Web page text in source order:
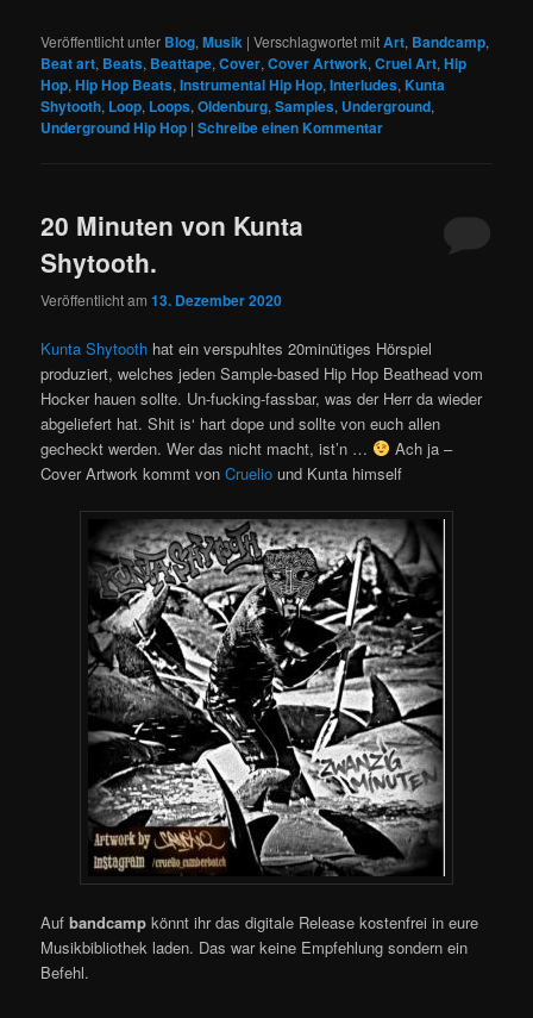
Veröffentlicht unter Blog,Musik |Verschlagwortet mitArt, Bandcamp,
Beat art, Beats, Beattape,Cover,Cover Artwork,Cruel Art,Hip
Hop,Hip Hop Beats,Instrumental Hip Hop,Interludes,Kunta
Shytooth, Loop, Loops,Oldenburg,Samples, Underground,
Underground Hip Hop |Schreibe einen Kommentar
20 Minuten von Kunta
Shytooth.
Veröffentlicht am13. Dezember 2020
Kunta Shytooth hat ein verspuhltes 20minütiges Hörspiel
produziert, welches jeden Sample-based Hip Hop Beathead vom
Hocker hauen sollte. Un-fucking-fassbar, was der Herr da wieder
abgeliefert hat. Shit is‘ hart dope und sollte von euch allen
gecheckt werden. Wer das nicht macht, ist’n …
Ach ja –
Cover Artwork kommt vonCruelio und Kunta himself
Aufbandcamp könnt ihr das digitale Release kostenfrei in eure
Musikbibliothek laden. Das war keine Empfehlung sondern ein
Befehl.